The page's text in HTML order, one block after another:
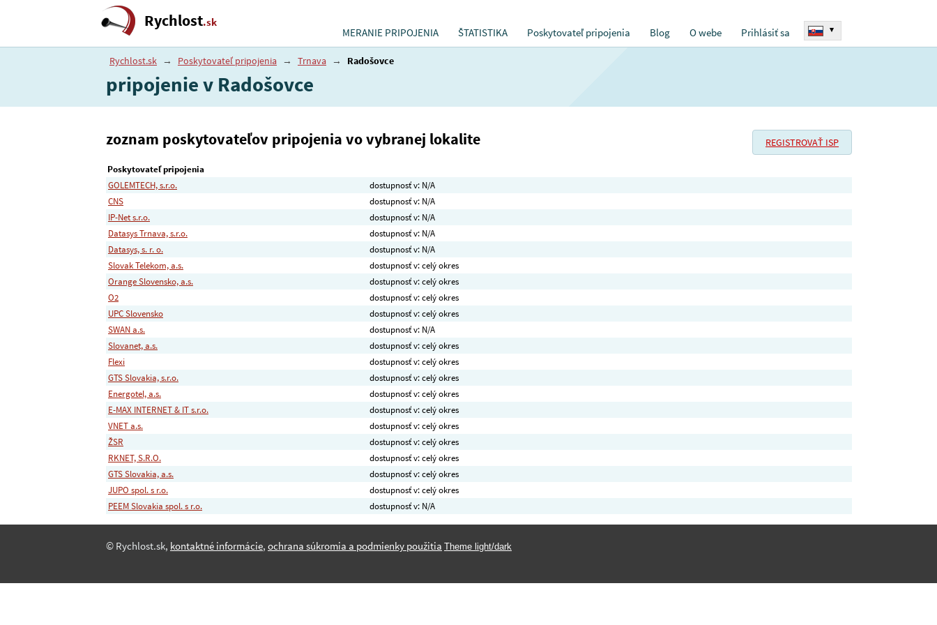
Rychlost.sk
MERANIE PRIPOJENIA ŠTATISTIKA Poskytovateľ pripojenia Blog O webe Prihlásiť sa ▾
Rychlost.sk → Poskytovateľ pripojenia → Trnava → Radošovce
pripojenie v Radošovce
REGISTROVAŤ ISP
zoznam poskytovateľov pripojenia vo vybranej lokalite
Poskytovateľ pripojenia
GOLEMTECH, s.r.o.
dostupnosť v: N/A
CNS
dostupnosť v: N/A
IP-Net s.r.o.
dostupnosť v: N/A
Datasys Trnava, s.r.o.
dostupnosť v: N/A
Datasys, s. r. o.
dostupnosť v: N/A
Slovak Telekom, a.s.
dostupnosť v: celý okres
Orange Slovensko, a.s.
dostupnosť v: celý okres
O2
dostupnosť v: celý okres
UPC Slovensko
dostupnosť v: celý okres
SWAN a.s.
dostupnosť v: N/A
Slovanet, a.s.
dostupnosť v: celý okres
Flexi
dostupnosť v: celý okres
GTS Slovakia, s.r.o.
dostupnosť v: celý okres
Energotel, a.s.
dostupnosť v: celý okres
E-MAX INTERNET & IT s.r.o.
dostupnosť v: celý okres
VNET a.s.
dostupnosť v: celý okres
ŽSR
dostupnosť v: celý okres
RKNET, S.R.O.
dostupnosť v: celý okres
GTS Slovakia, a.s.
dostupnosť v: celý okres
JUPO spol. s r.o.
dostupnosť v: celý okres
PEEM Slovakia spol. s r.o.
dostupnosť v: N/A
© Rychlost.sk, kontaktné informácie, ochrana súkromia a podmienky použitia Theme light/dark